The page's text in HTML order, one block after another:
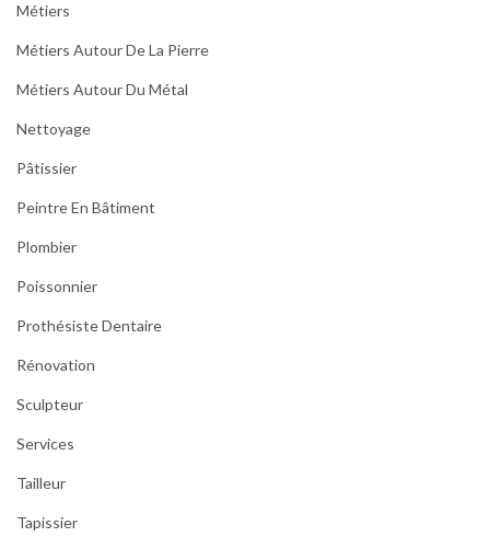
Métiers
Métiers Autour De La Pierre
Métiers Autour Du Métal
Nettoyage
Pâtissier
Peintre En Bâtiment
Plombier
Poissonnier
Prothésiste Dentaire
Rénovation
Sculpteur
Services
Tailleur
Tapissier